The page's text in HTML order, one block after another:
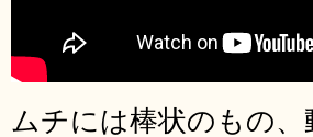
ムチには棒状のもの